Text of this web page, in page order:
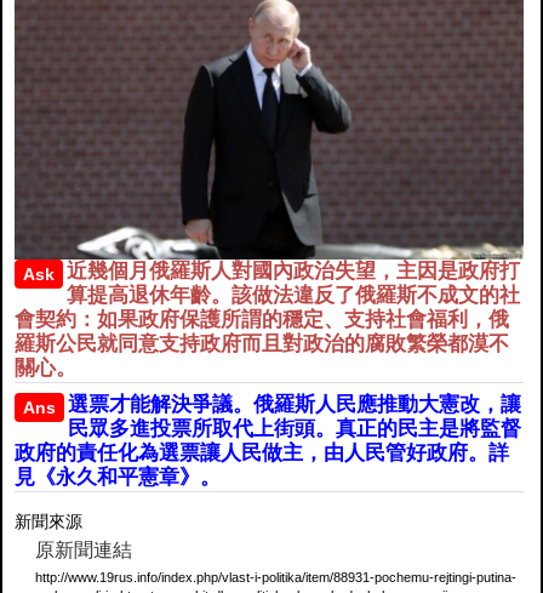
Ask
近幾個月俄羅斯人對國內政治失望，主因是政府打
算提高退休年齡。該做法違反了俄羅斯不成文的社
會契約：如果政府保護所謂的穩定、支持社會福利，俄
羅斯公民就同意支持政府而且對政治的腐敗繁榮都漠不
關心。
Ans
選票才能解決爭議。俄羅斯人民應推動大憲改，讓
民眾多進投票所取代上街頭。真正的民主是將監督
政府的責任化為選票讓人民做主，由人民管好政府。詳
見《永久和平憲章》。
新聞來源
原新聞連結
http://www.19rus.info/index.php/vlast-i-politika/item/88931-pochemu-rejtingi-putina-